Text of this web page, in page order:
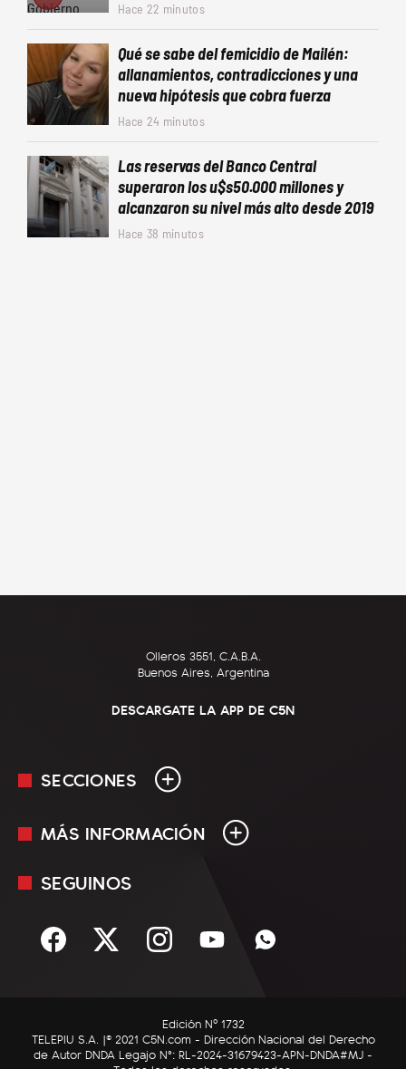
Hace 22 minutos
Qué se sabe del femicidio de Mailén:
allanamientos, contradicciones y una
nueva hipótesis que cobra fuerza
Hace 24 minutos
Las reservas del Banco Central
superaron los u$s50.000 millones y
alcanzaron su nivel más alto desde 2019
Hace 38 minutos
Olleros 3551, C.A.B.A.
Buenos Aires, Argentina
DESCARGATE LA APP DE C5N
SECCIONES
En Vivo
Sociedad
C5N Autos
RatingCero
MÁS INFORMACIÓN
Mediakit
Términos y condiciones
SEGUINOS
Edición Nº 1732
TELEPIU S.A. |© 2021 C5N.com - Dirección Nacional del Derecho
de Autor DNDA Legajo N°: RL-2024-31679423-APN-DNDA#MJ -